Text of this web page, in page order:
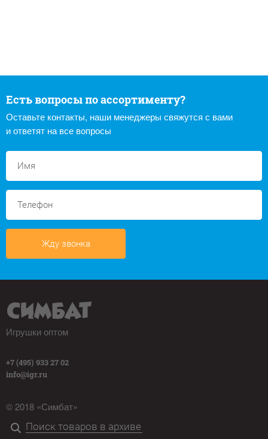
Есть вопросы по ассортименту?
Оставьте контакты, наши менеджеры свяжутся с вами
и ответят на все вопросы
Жду звонка
Игрушки оптом
+7 (495) 933 27 02
info@igr.ru
© 2018 «Симбат»